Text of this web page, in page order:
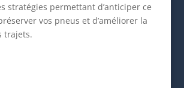
stratégies permettant d’anticiper ce
vos pneus et d’améliorer la
trajets.